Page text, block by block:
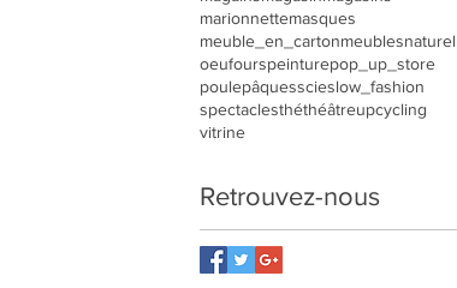
marionnettemasques
meuble_en_cartonmeublesnaturel
oeufourspeinturepop_up_store
poulepâquesscieslow_fashion
spectaclesthéthéâtreupcycling
vitrine
Retrouvez-nous